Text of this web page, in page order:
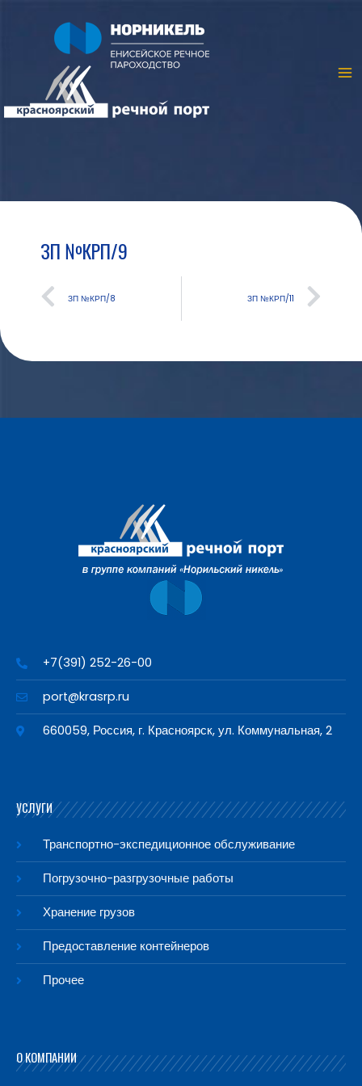
ЗП №КРП/9
ЗП №КРП/8 ЗП №КРП/11
+7(391) 252-26-00
port@krasrp.ru
660059, Россия, г. Красноярск, ул. Коммунальная, 2
УСЛУГИ
Транспортно-экспедиционное обслуживание
Погрузочно-разгрузочные работы
Хранение грузов
Предоставление контейнеров
Прочее
О КОМПАНИИ